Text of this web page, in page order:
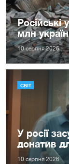
млн
10 серпня 2026
СВІТ
У росії
донатив
10 серпня 2026